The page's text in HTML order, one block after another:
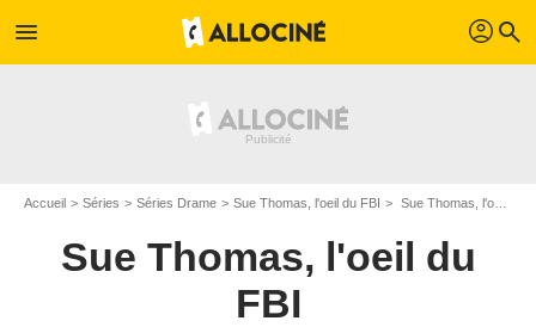
menu profil search
Accueil Séries Séries Drame Sue Thomas, l'oeil du FBI Sue Thomas, l'oeil du FBI : Episodes de la saison 1
Sue Thomas, l'oeil du
FBI